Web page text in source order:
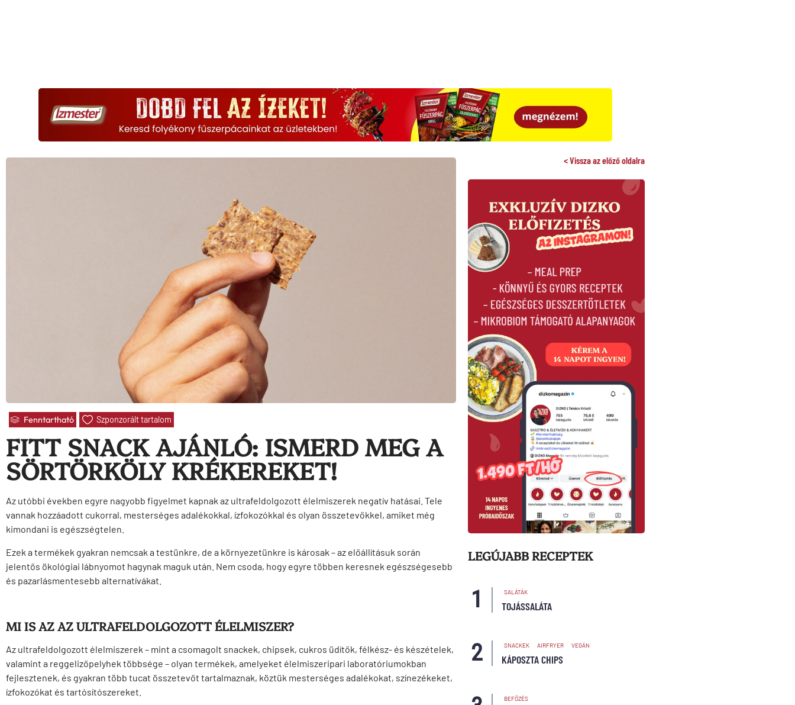
Fenntartható Szponzorált tartalom
FITT SNACK AJÁNLÓ: ISMERD MEG A
SÖRTÖRKÖLY KRÉKEREKET!
Az utóbbi években egyre nagyobb figyelmet kapnak az ultrafeldolgozott élelmiszerek negatív hatásai. Tele
vannak hozzáadott cukorral, mesterséges adalékokkal, ízfokozókkal és olyan összetevőkkel, amiket még
kimondani is egészségtelen.
Ezek a termékek gyakran nemcsak a testünkre, de a környezetünkre is károsak – az előállításuk során
jelentős ökológiai lábnyomot hagynak maguk után. Nem csoda, hogy egyre többen keresnek egészségesebb
és pazarlásmentesebb alternatívákat.
MI IS AZ AZ ULTRAFELDOLGOZOTT ÉLELMISZER?
Az ultrafeldolgozott élelmiszerek – mint a csomagolt snackek, chipsek, cukros üdítők, félkész- és készételek,
valamint a reggelizőpelyhek többsége – olyan termékek, amelyeket élelmiszeripari laboratóriumokban
fejlesztenek, és gyakran több tucat összetevőt tartalmaznak, köztük mesterséges adalékokat, színezékeket,
ízfokozókat és tartósítószereket.
< Vissza az előző oldalra
LEGÚJABB RECEPTEK
SALÁTÁK
TOJÁSSALÁTA
SNACKEK AIRFRYER VEGÁN
KÁPOSZTA CHIPS
BEFŐZÉS